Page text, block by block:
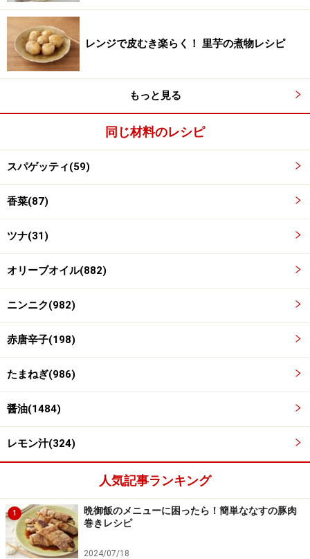
※衛生面および保存状態に起因して食中毒や体調不良を引き起こ
す場合があります。必ず清潔な状態で、正しい方法で行い、なる
べく早めにお召し上がりください。また、持ち運びの際は保存方
法に注意してください。
【編集部おすすめの購入サイト】
Amazonで人気レシピの書籍をチェック！
レンジで皮むき楽らく！ 里芋の煮物レシピ
もっと見る
同じ材料のレシピ
スパゲッティ(59)
香菜(87)
ツナ(31)
オリーブオイル(882)
ニンニク(982)
赤唐辛子(198)
たまねぎ(986)
醤油(1484)
レモン汁(324)
人気記事ランキング
1
晩御飯のメニューに困ったら！簡単ななすの豚肉
巻きレシピ
2024/07/18